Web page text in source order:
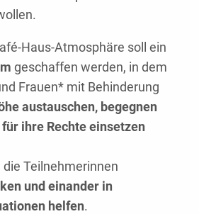
Haus-Atmosphäre soll ein
geschaffen werden, in dem
Frauen* mit Behinderung
austauschen, begegnen
ihre Rechte einsetzen
Teilnehmerinnen
und einander in
helfen.